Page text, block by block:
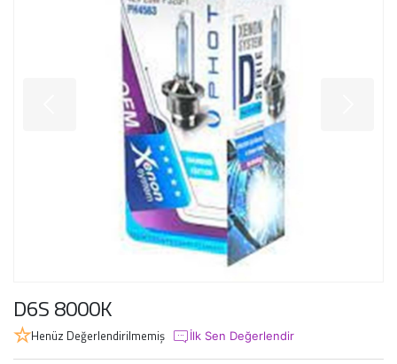
D6S 8000K
Henüz Değerlendirilmemiş İlk Sen Değerlendir